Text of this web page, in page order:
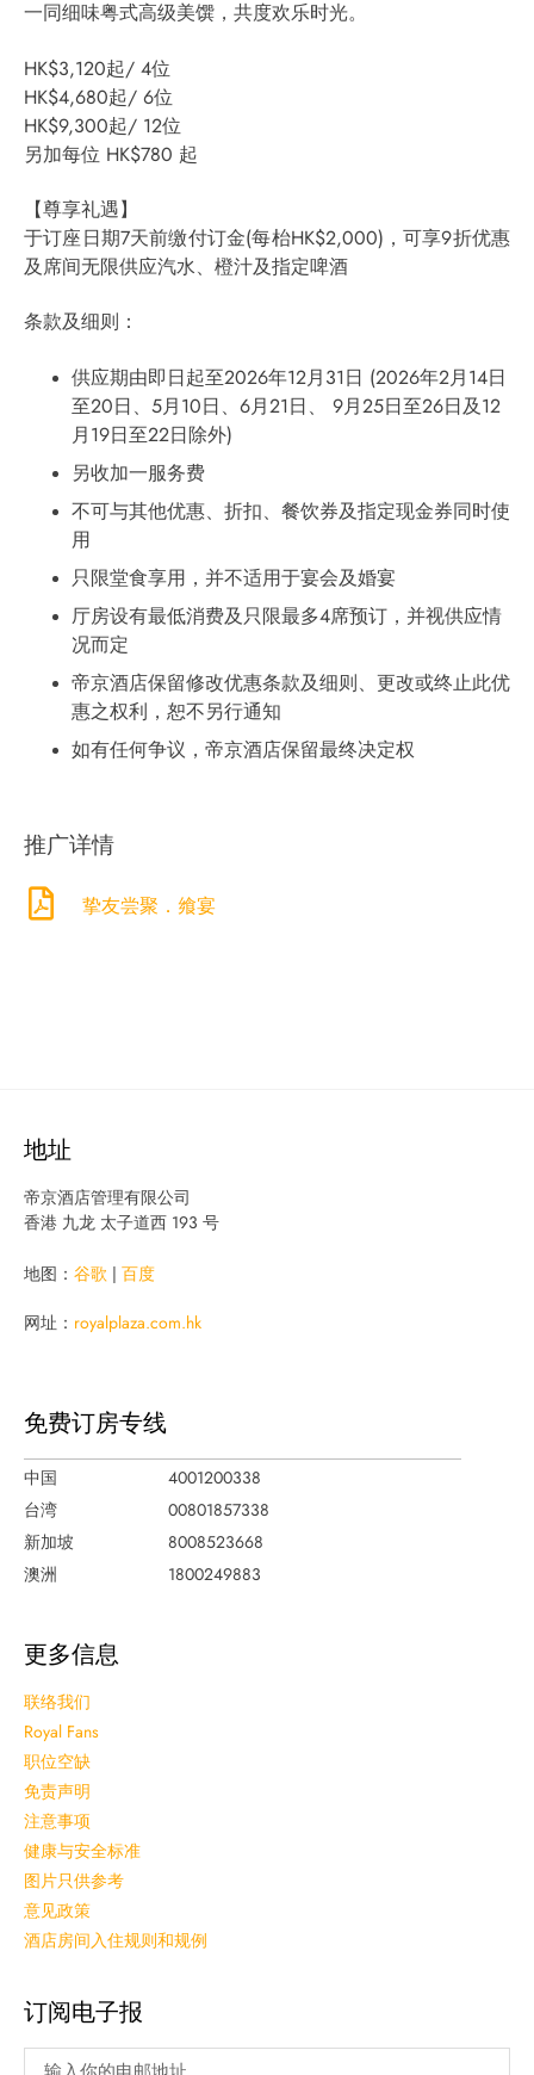
一同细味粤式高级美馔，共度欢乐时光。
HK$3,120起/ 4位
HK$4,680起/ 6位
HK$9,300起/ 12位
另加每位 HK$780 起
【尊享礼遇】
于订座日期7天前缴付订金(每枱HK$2,000)，可享9折优惠
及席间无限供应汽水、橙汁及指定啤酒
条款及细则：
供应期由即日起至2026年12月31日 (2026年2月14日
至20日、5月10日、6月21日、 9月25日至26日及12
月19日至22日除外)
另收加一服务费
不可与其他优惠、折扣、餐饮券及指定现金券同时使
用
只限堂食享用，并不适用于宴会及婚宴
厅房设有最低消费及只限最多4席预订，并视供应情
况而定
帝京酒店保留修改优惠条款及细则、更改或终止此优
惠之权利，恕不另行通知
如有任何争议，帝京酒店保留最终决定权
推广详情
挚友尝聚．飨宴
地址
帝京酒店管理有限公司
香港 九龙 太子道西 193 号
地图： 谷歌 百度
网址： royalplaza.com.hk
免费订房专线
中国
4001200338
台湾
00801857338
新加坡
8008523668
澳洲
1800249883
更多信息
联络我们
Royal Fans
职位空缺
免责声明
注意事项
健康与安全标准
图片只供参考
意见政策
酒店房间入住规则和规例
订阅电子报